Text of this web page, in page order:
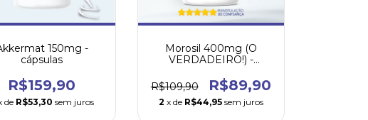
150mg -
cápsulas
R$159,90
de R$53,30 sem juros
Morosil 400mg (O
VERDADEIRO!) -
R$109,90
R$89,90
2 x de R$44,95 sem juros